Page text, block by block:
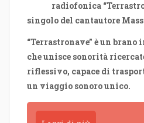
radiofonica
singolo del cantautore
“Terrastronave” è un brano
che unisce sonorità
riflessivo, capace di
un viaggio sonoro unico.